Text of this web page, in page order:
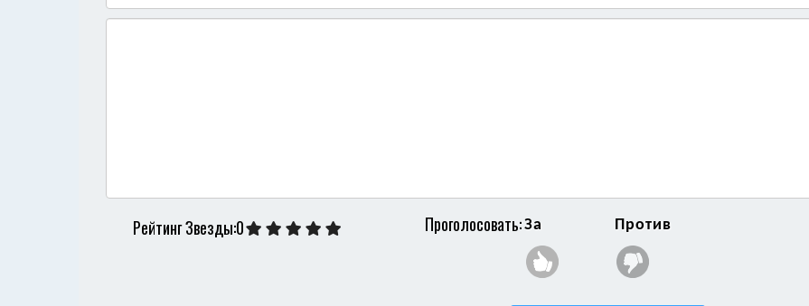
Рейтинг Звезды:0 Проголосовать:За Против